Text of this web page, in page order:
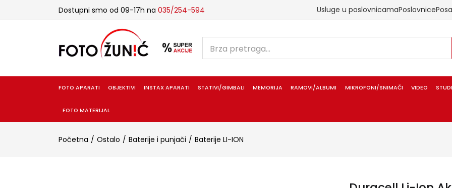
Dostupni smo od 09-17h na 035/254-594 Usluge u poslovnicamaPoslovnice
FOTO APARATI OBJEKTIVI INSTAX APARATI STATIVI/GIMBALI MEMORIJA RAMOVI/ALBUMI MIKROFONI/SNIMAČI VIDEO
FOTO MATERIJAL
Početna Ostalo Baterije i punjači Baterije LI-ION